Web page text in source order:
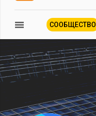
СООБЩЕСТВО